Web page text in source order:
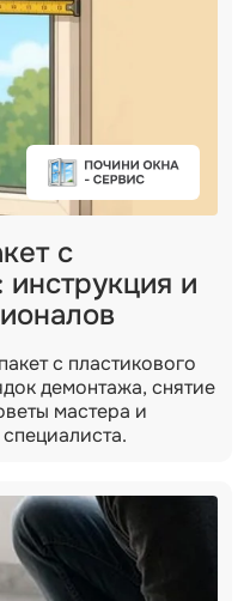
с
инструкция и
с пластикового
демонтажа, снятие
мастера и